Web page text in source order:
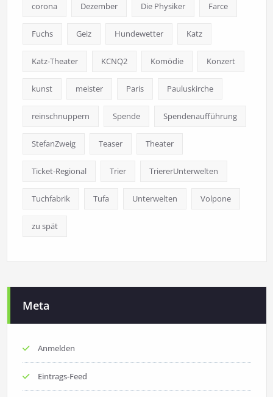
corona Dezember Die Physiker Farce
Fuchs Geiz Hundewetter Katz
Katz-Theater KCNQ2 Komödie Konzert
kunst meister Paris Pauluskirche
reinschnuppern Spende Spendenaufführung
StefanZweig Teaser Theater
Ticket-Regional Trier TriererUnterwelten
Tuchfabrik Tufa Unterwelten Volpone
zu spät
Meta
Anmelden
Eintrags-Feed